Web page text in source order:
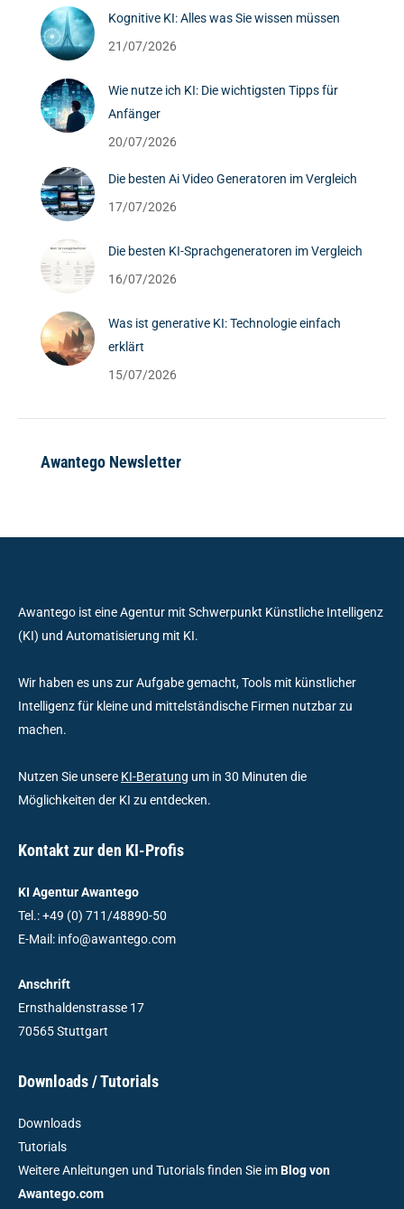
Kognitive KI: Alles was Sie wissen müssen
21/07/2026
Wie nutze ich KI: Die wichtigsten Tipps für
Anfänger
20/07/2026
Die besten Ai Video Generatoren im Vergleich
17/07/2026
Die besten KI-Sprachgeneratoren im Vergleich
16/07/2026
Was ist generative KI: Technologie einfach
erklärt
15/07/2026
Awantego Newsletter
Awantego ist eine Agentur mit Schwerpunkt Künstliche Intelligenz
(KI) und Automatisierung mit KI.
Wir haben es uns zur Aufgabe gemacht, Tools mit künstlicher
Intelligenz für kleine und mittelständische Firmen nutzbar zu
machen.
Nutzen Sie unsere KI-Beratung um in 30 Minuten die
Möglichkeiten der KI zu entdecken.
Kontakt zur den KI-Profis
KI Agentur Awantego
Tel.: +49 (0) 711/48890-50
E-Mail: info@awantego.com
Anschrift
Ernsthaldenstrasse 17
70565 Stuttgart
Downloads / Tutorials
Downloads
Tutorials
Weitere Anleitungen und Tutorials finden Sie imBlog von
Awantego.com